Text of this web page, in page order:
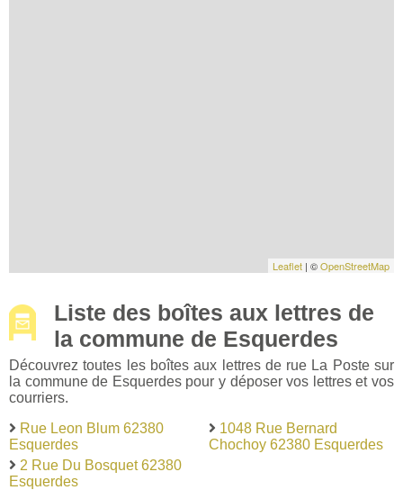
Leaflet | ©OpenStreetMap
Liste des boîtes aux lettres de
la commune de Esquerdes
Découvrez toutes les boîtes aux lettres de rue La Poste sur
la commune de Esquerdes pour y déposer vos lettres et vos
courriers.
Rue Leon Blum 62380
Esquerdes
2 Rue Du Bosquet 62380
Esquerdes
1048 Rue Bernard
Chochoy 62380 Esquerdes